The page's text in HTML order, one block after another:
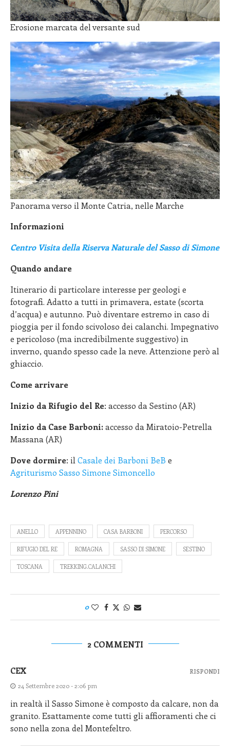
Erosione marcata del versante sud
Panorama verso il Monte Catria, nelle Marche
Informazioni
Centro Visita della Riserva Naturale del Sasso di Simone
Quando andare
Itinerario di particolare interesse per geologi e
fotografi. Adatto a tutti in primavera, estate (scorta
d’acqua) e autunno. Può diventare estremo in caso di
pioggia per il fondo scivoloso dei calanchi. Impegnativo
e pericoloso (ma incredibilmente suggestivo) in
inverno, quando spesso cade la neve. Attenzione però al
ghiaccio.
Come arrivare
Inizio da Rifugio del Re: accesso da Sestino (AR)
Inizio da Case Barboni:accesso da Miratoio-Petrella
Massana (AR)
Dove dormire: il Casale dei Barboni BeB e
Agriturismo Sasso Simone Simoncello
Lorenzo Pini
ANELLO APPENNINO CASA BARBONI PERCORSO
RIFUGIO DEL RE ROMAGNA SASSO DI SIMONE SESTINO
TOSCANA TREKKING.CALANCHI
0
2 COMMENTI
CEX
24 Settembre 2020 - 2:06 pm
in realtà il Sasso Simone è composto da calcare, non da
granito. Esattamente come tutti gli affioramenti che ci
sono nella zona del Montefeltro.
RISPONDI